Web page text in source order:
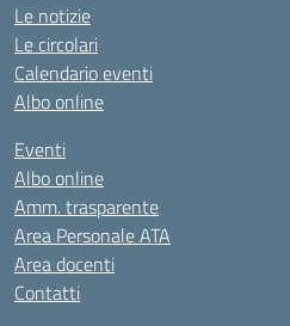
Le notizie
Le circolari
Calendario eventi
Albo online
Eventi
Albo online
Amm. trasparente
Area Personale ATA
Area docenti
Contatti